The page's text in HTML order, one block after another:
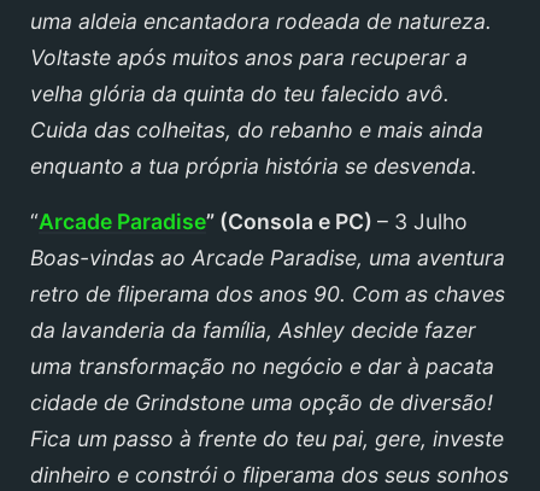
uma aldeia encantadora rodeada de natureza.
Voltaste após muitos anos para recuperar a
velha glória da quinta do teu falecido avô.
Cuida das colheitas, do rebanho e mais ainda
enquanto a tua própria história se desvenda.
“Arcade Paradise” (Consola e PC) – 3 Julho
Boas-vindas ao Arcade Paradise, uma aventura
retro de fliperama dos anos 90. Com as chaves
da lavanderia da família, Ashley decide fazer
uma transformação no negócio e dar à pacata
cidade de Grindstone uma opção de diversão!
Fica um passo à frente do teu pai, gere, investe
dinheiro e constrói o fliperama dos seus sonhos